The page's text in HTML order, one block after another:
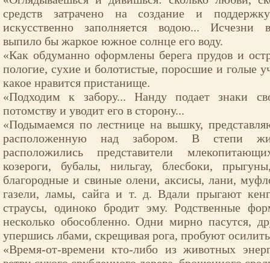
средств затрачено на создание и
искусственно заполняется водою... Исчезни
выпило бы жаркое южное солнце его воду.
«Как обдуманно оформлены берега прудов и
пологие, сухие и болотистые, поросшие и голые
какое нравится пристанище.
«Подходим к забору... Нанду подает знаки
потомству и уводит его в сторону...
«Подымаемся по лестнице на вышку,
расположенную над забором. В степи
расположились представители
козероги, бубалы, нильгау, блесбоки,
благородные и свиные олени, аксисы, лани,
газели, ламы, сайга и т. д. Вдали прыгают
страусы, одиноко бродит эму. Родственные
несколько обособленно. Одни мирно пасутся,
упершись лбами, скрещивая рога, пробуют
«Время-от-времени кто-либо из животных